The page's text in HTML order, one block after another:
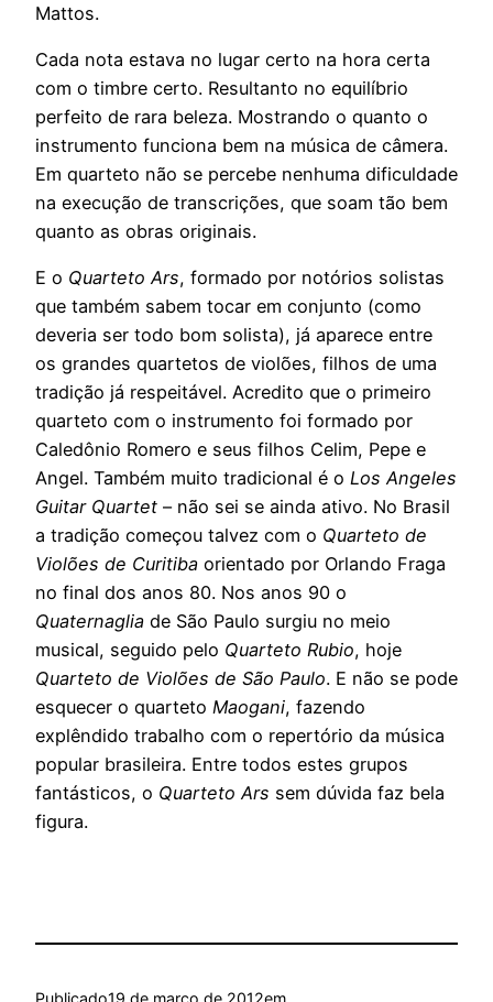
Mattos.
Cada nota estava no lugar certo na hora certa
com o timbre certo. Resultanto no equilíbrio
perfeito de rara beleza. Mostrando o quanto o
instrumento funciona bem na música de câmera.
Em quarteto não se percebe nenhuma dificuldade
na execução de transcrições, que soam tão bem
quanto as obras originais.
E o Quarteto Ars, formado por notórios solistas
que também sabem tocar em conjunto (como
deveria ser todo bom solista), já aparece entre
os grandes quartetos de violões, filhos de uma
tradição já respeitável. Acredito que o primeiro
quarteto com o instrumento foi formado por
Caledônio Romero e seus filhos Celim, Pepe e
Angel. Também muito tradicional é o Los Angeles
Guitar Quartet – não sei se ainda ativo. No Brasil
a tradição começou talvez com o Quarteto de
Violões de Curitiba orientado por Orlando Fraga
no final dos anos 80. Nos anos 90 o
Quaternaglia de São Paulo surgiu no meio
musical, seguido pelo Quarteto Rubio, hoje
Quarteto de Violões de São Paulo. E não se pode
esquecer o quarteto Maogani, fazendo
explêndido trabalho com o repertório da música
popular brasileira. Entre todos estes grupos
fantásticos, o Quarteto Ars sem dúvida faz bela
figura.
Publicado19 de março de 2012em